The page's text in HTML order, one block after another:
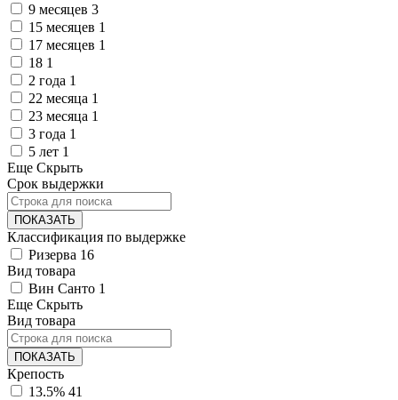
9 месяцев 3
15 месяцев 1
17 месяцев 1
18 1
2 года 1
22 месяца 1
23 месяца 1
3 года 1
5 лет 1
Еще Скрыть
Срок выдержки
ПОКАЗАТЬ
Классификация по выдержке
Ризерва 16
Вид товара
Вин Санто 1
Еще Скрыть
Вид товара
ПОКАЗАТЬ
Крепость
13.5% 41